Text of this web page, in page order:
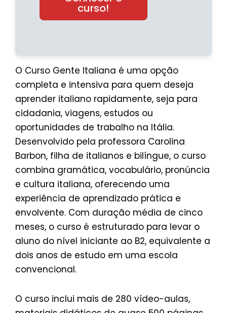
curso!
O Curso Gente Italiana é uma opção
completa e intensiva para quem deseja
aprender italiano rapidamente, seja para
cidadania, viagens, estudos ou
oportunidades de trabalho na Itália.
Desenvolvido pela professora Carolina
Barbon, filha de italianos e bilíngue, o curso
combina gramática, vocabulário, pronúncia
e cultura italiana, oferecendo uma
experiência de aprendizado prática e
envolvente. Com duração média de cinco
meses, o curso é estruturado para levar o
aluno do nível iniciante ao B2, equivalente a
dois anos de estudo em uma escola
convencional.
O curso inclui mais de 280 vídeo-aulas,